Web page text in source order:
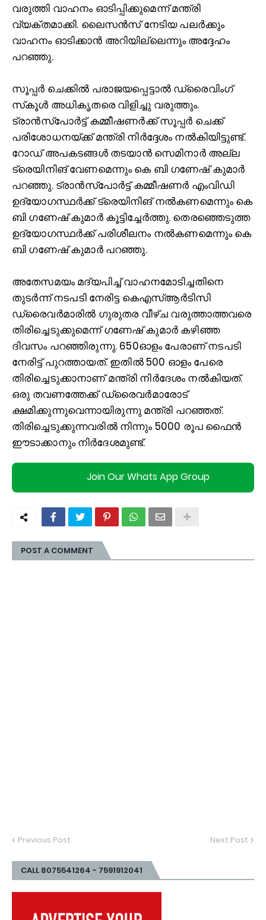
വരുത്തി വാഹനം ഓടിപ്പിക്കുമെന്ന് മന്ത്രി
വ്യക്തമാക്കി. ലൈസന്‍സ് നേടിയ പലര്‍ക്കും
വാഹനം ഓടിക്കാന്‍ അറിയില്ലെന്നും അദ്ദേഹം
പറഞ്ഞു.
സൂപ്പര്‍ ചെക്കില്‍ പരാജയപ്പെട്ടാല്‍ ഡ്രൈവിംഗ്
സ്‌കൂള്‍ അധികൃതരെ വിളിച്ചു വരുത്തും.
ട്രാന്‍സ്‌പോര്‍ട്ട് കമ്മീഷണര്‍ക്ക് സൂപ്പര്‍ ചെക്ക്
പരിശോധനയ്ക്ക് മന്ത്രി നിര്‍ദ്ദേശം നല്‍കിയിട്ടുണ്ട്.
റോഡ് അപകടങ്ങള്‍ തടയാന്‍ സെമിനാര്‍ അല്ല
ട്രെയിനിങ് വേണമെന്നും കെ ബി ഗണേഷ് കുമാര്‍
പറഞ്ഞു. ട്രാന്‍സ്‌പോര്‍ട്ട് കമ്മീഷണര്‍ എംവിഡി
ഉദ്യോഗസ്ഥര്‍ക്ക് ട്രെയിനിങ് നല്‍കണമെന്നും കെ
ബി ഗണേഷ് കുമാര്‍ കൂട്ടിച്ചേര്‍ത്തു. തെരഞ്ഞെടുത്ത
ഉദ്യോഗസ്ഥര്‍ക്ക് പരിശീലനം നല്‍കണമെന്നും കെ
ബി ഗണേഷ് കുമാര്‍ പറഞ്ഞു.
അതേസമയം മദ്യപിച്ച്‌ വാഹനമോടിച്ചതിനെ
തുടര്‍ന്ന് നടപടി നേരിട്ട കെഎസ്‌ആര്‍ടിസി
ഡ്രൈവര്‍മാരില്‍ ഗുരുതര വീഴ്ച വരുത്താത്തവരെ
തിരിച്ചെടുക്കുമെന്ന് ഗണേഷ് കുമാര്‍ കഴിഞ്ഞ
ദിവസം പറഞ്ഞിരുന്നു. 650ഓളം പേരാണ് നടപടി
നേരിട്ട് പുറത്തായത്. ഇതില്‍ 500 ഓളം പേരെ
തിരിച്ചെടുക്കാനാണ് മന്ത്രി നിര്‍ദേശം നല്‍കിയത്.
ഒരു തവണത്തേക്ക് ഡ്രൈവര്‍മാരോട്
ക്ഷമിക്കുന്നുവെന്നായിരുന്നു മന്ത്രി പറഞ്ഞത്.
തിരിച്ചെടുക്കുന്നവരില്‍ നിന്നും 5000 രൂപ ഫൈന്‍
ഈടാക്കാനും നിര്‍ദേശമുണ്ട്.
Join Our Whats App Group
POST A COMMENT
Previous Post Next Post
CALL 8075541264 - 7591912041